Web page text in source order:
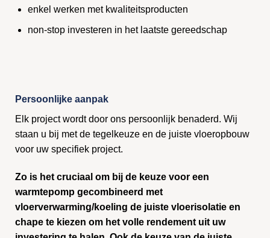
enkel werken met kwaliteitsproducten
non-stop investeren in het laatste gereedschap
Persoonlijke aanpak
Elk project wordt door ons persoonlijk benaderd. Wij
staan u bij met de tegelkeuze en de juiste vloeropbouw
voor uw specifiek project.
Zo is het cruciaal om bij de keuze voor een
warmtepomp gecombineerd met
vloerverwarming/koeling de juiste vloerisolatie en
chape te kiezen om het volle rendement uit uw